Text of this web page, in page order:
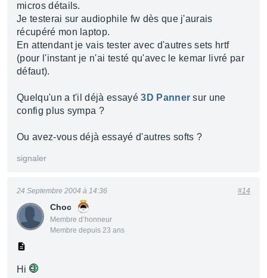
micros détails.
Je testerai sur audiophile fw dès que j'aurais
récupéré mon laptop.
En attendant je vais tester avec d'autres sets hrtf
(pour l'instant je n'ai testé qu'avec le kemar livré par
défaut).
Quelqu'un a t'il déjà essayé3D Panner sur une
config plus sympa ?
Ou avez-vous déjà essayé d'autres softs ?
signaler
Choc
Membre d’honneur
Membre depuis 23 ans
24 Septembre 2004 à 14:36 #14
Hi